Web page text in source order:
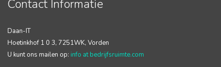
Contact Informatie
Daan-IT
Hoetinkhof 1 0 3, 7251WK, Vorden
U kunt ons mailen op: info at bedrijfsruimte.com